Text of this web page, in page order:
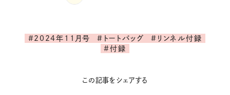
#2024年11月号 #トートバッグ
#リンネル付録
#付録
この記事をシェアする